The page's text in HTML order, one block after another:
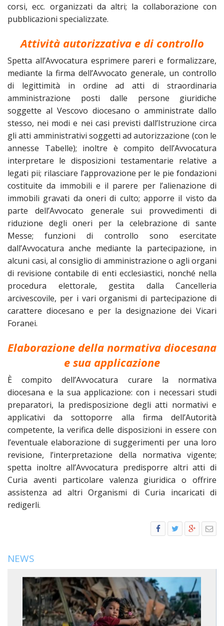
corsi, ecc. organizzati da altri; la collaborazione con
pubblicazioni specializzate.
Attività autorizzativa e di controllo
Spetta all’Avvocatura esprimere pareri e formalizzare,
mediante la firma dell’Avvocato generale, un controllo
di legittimità in ordine ad atti di straordinaria
amministrazione posti dalle persone giuridiche
soggette al Vescovo diocesano o amministrate dallo
stesso, nei modi e nei casi previsti dall’Istruzione circa
gli atti amministrativi soggetti ad autorizzazione (con le
annesse Tabelle); inoltre è compito dell’Avvocatura
interpretare le disposizioni testamentarie relative a
legati pii; rilasciare l’approvazione per le pie fondazioni
costituite da immobili e il parere per l’alienazione di
immobili gravati da oneri di culto; apporre il visto da
parte dell’Avvocato generale sui provvedimenti di
riduzione degli oneri per la celebrazione di sante
Messe; funzioni di controllo sono esercitate
dall’Avvocatura anche mediante la partecipazione, in
alcuni casi, al consiglio di amministrazione o agli organi
di revisione contabile di enti ecclesiastici, nonché nella
procedura elettorale, gestita dalla Cancelleria
arcivescovile, per i vari organismi di partecipazione di
carattere diocesano e per la designazione dei Vicari
Foranei.
Elaborazione della normativa diocesana
e sua applicazione
È compito dell’Avvocatura curare la normativa
diocesana e la sua applicazione: con i necessari studi
preparatori, la predisposizione degli atti normativi e
applicativi da sottoporre alla firma dell’Autorità
competente, la verifica delle disposizioni in essere con
l’eventuale elaborazione di suggerimenti per una loro
revisione, l’interpretazione della normativa vigente;
spetta inoltre all’Avvocatura predisporre altri atti di
Curia aventi particolare valenza giuridica o offrire
assistenza ad altri Organismi di Curia incaricati di
redigerli.
NEWS